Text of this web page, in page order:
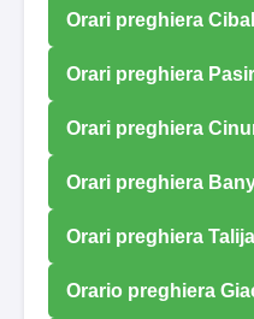
Orari preghiera
Orari preghiera
Orari preghiera
Orari preghiera
Orari preghiera
Orario preghiera